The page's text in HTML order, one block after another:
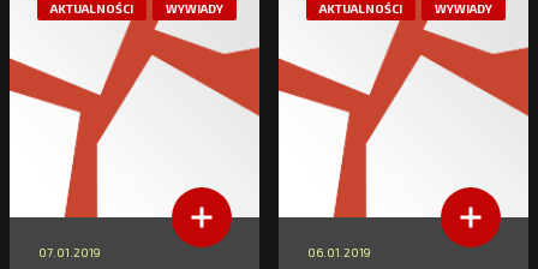
AKTUALNOŚCI WYWIADY
07.01.2019
AKTUALNOŚCI WYWIADY
06.01.2019